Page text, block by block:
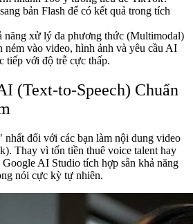
bản Flash để có kết quả trong tích
năng xử lý đa phương thức (Multimodal)
ném vào video, hình ảnh và yêu cầu AI
tiếp với độ trễ cực thấp.
(Text-to-Speech) Chuẩn
đối với các bạn làm nội dung video
Thay vì tốn tiền thuê voice talent hay
AI Studio tích hợp sẵn khả năng
nói cực kỳ tự nhiên.